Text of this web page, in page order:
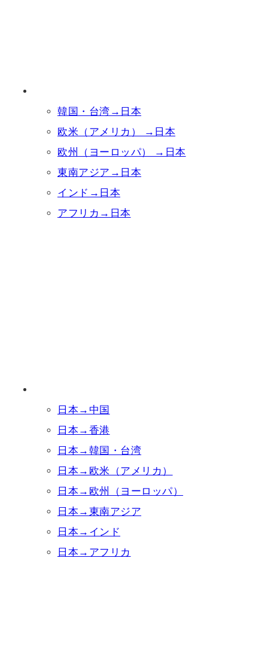
韓国・台湾→日本
欧米（アメリカ） →日本
欧州（ヨーロッパ） →日本
東南アジア→日本
インド→日本
アフリカ→日本
日本→中国
日本→香港
日本→韓国・台湾
日本→欧米（アメリカ）
日本→欧州（ヨーロッパ）
日本→東南アジア
日本→インド
日本→アフリカ